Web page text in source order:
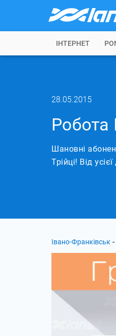
IНТЕРНЕТ
28.05.2015
Шановні
Трійці! Від
Івано-Франківськ -